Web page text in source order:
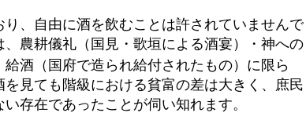
、自由に酒を飲むことは許されていませんで
農耕儀礼（国見・歌垣による酒宴）・神への
酒（国府で造られ給付されたもの）に限ら
見ても階級における貧富の差は大きく、庶民
存在であったことが伺い知れます。